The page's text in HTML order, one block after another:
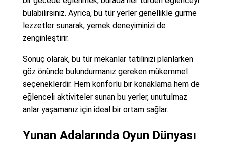
bulabilirsiniz. Ayrıca, bu tür yerler genellikle gurme
lezzetler sunarak, yemek deneyiminizi de
zenginleştirir.
Sonuç olarak, bu tür mekanlar tatilinizi planlarken
göz önünde bulundurmanız gereken mükemmel
seçeneklerdir. Hem konforlu bir konaklama hem de
eğlenceli aktiviteler sunan bu yerler, unutulmaz
anlar yaşamanız için ideal bir ortam sağlar.
Yunan Adalarında Oyun Dünyası